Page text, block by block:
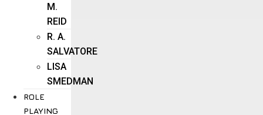
M.
REID
R. A.
SALVATORE
LISA
SMEDMAN
ROLE
PLAYING